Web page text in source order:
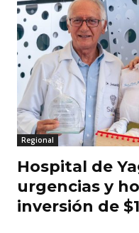
Regional
Hospital de
urgencias y
inversión de